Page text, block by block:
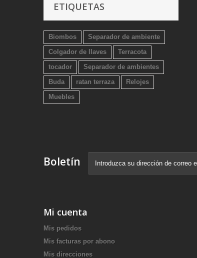
ETIQUETAS
Biombos
Separador de ambiente
Colgador de llaves
Terracota
tocador
Separador de ambientes
Buda
ratan terraza
Relojes
Muebles
Boletín
Mi cuenta
Mis pedidos
Mis facturas por abono
Mis direcciones